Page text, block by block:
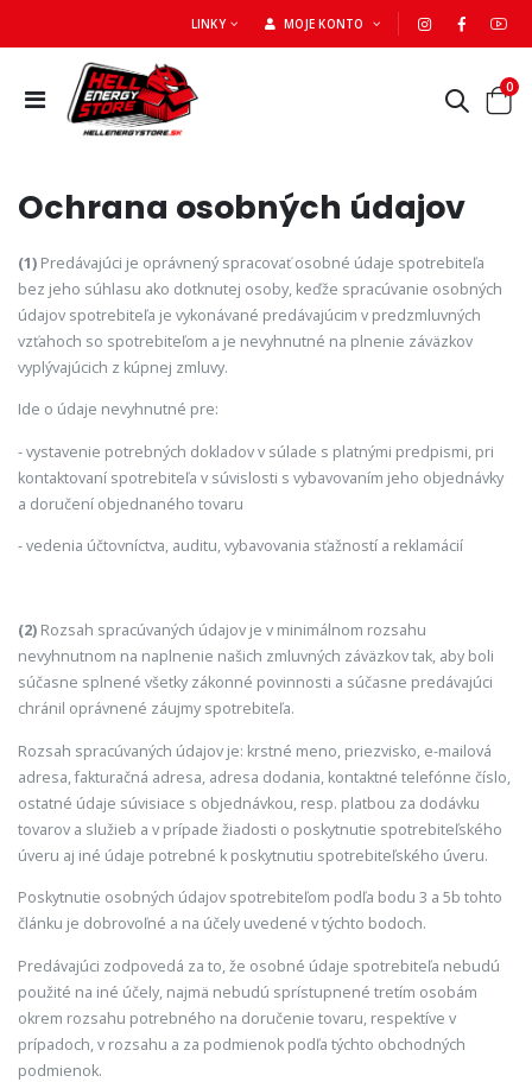
LINKY MOJE KONTO
0
Ochrana osobných údajov
(1) Predávajúci je oprávnený spracovať osobné údaje spotrebiteľa
bez jeho súhlasu ako dotknutej osoby, keďže spracúvanie osobných
údajov spotrebiteľa je vykonávané predávajúcim v predzmluvných
vzťahoch so spotrebiteľom a je nevyhnutné na plnenie záväzkov
vyplývajúcich z kúpnej zmluvy.
Ide o údaje nevyhnutné pre:
- vystavenie potrebných dokladov v súlade s platnými predpismi, pri
kontaktovaní spotrebiteľa v súvislosti s vybavovaním jeho objednávky
a doručení objednaného tovaru
- vedenia účtovníctva, auditu, vybavovania sťažností a reklamácií
(2) Rozsah spracúvaných údajov je v minimálnom rozsahu
nevyhnutnom na naplnenie našich zmluvných záväzkov tak, aby boli
súčasne splnené všetky zákonné povinnosti a súčasne predávajúci
chránil oprávnené záujmy spotrebiteľa.
Rozsah spracúvaných údajov je: krstné meno, priezvisko, e-mailová
adresa, fakturačná adresa, adresa dodania, kontaktné telefónne číslo,
ostatné údaje súvisiace s objednávkou, resp. platbou za dodávku
tovarov a služieb a v prípade žiadosti o poskytnutie spotrebiteľského
úveru aj iné údaje potrebné k poskytnutiu spotrebiteľského úveru.
Poskytnutie osobných údajov spotrebiteľom podľa bodu 3 a 5b tohto
článku je dobrovoľné a na účely uvedené v týchto bodoch.
Predávajúci zodpovedá za to, že osobné údaje spotrebiteľa nebudú
použité na iné účely, najmä nebudú sprístupnené tretím osobám
okrem rozsahu potrebného na doručenie tovaru, respektíve v
prípadoch, v rozsahu a za podmienok podľa týchto obchodných
podmienok.